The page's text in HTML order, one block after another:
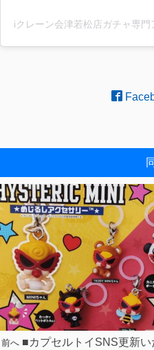
iクレーン会津若松店ガチャ専
前へ ■カプセルトイSNS更新い